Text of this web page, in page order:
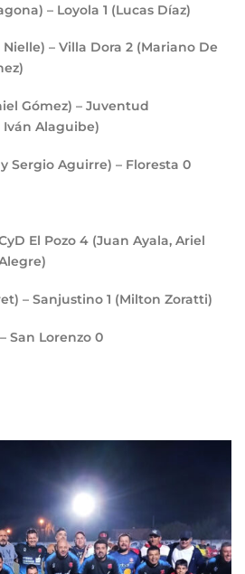
– Loyola 1 (Lucas Díaz)
– Villa Dora 2 (Mariano De
Gómez) – Juventud
Iván Alaguibe)
Sergio Aguirre) – Floresta 0
El Pozo 4 (Juan Ayala, Ariel
– Sanjustino 1 (Milton Zoratti)
– San Lorenzo 0